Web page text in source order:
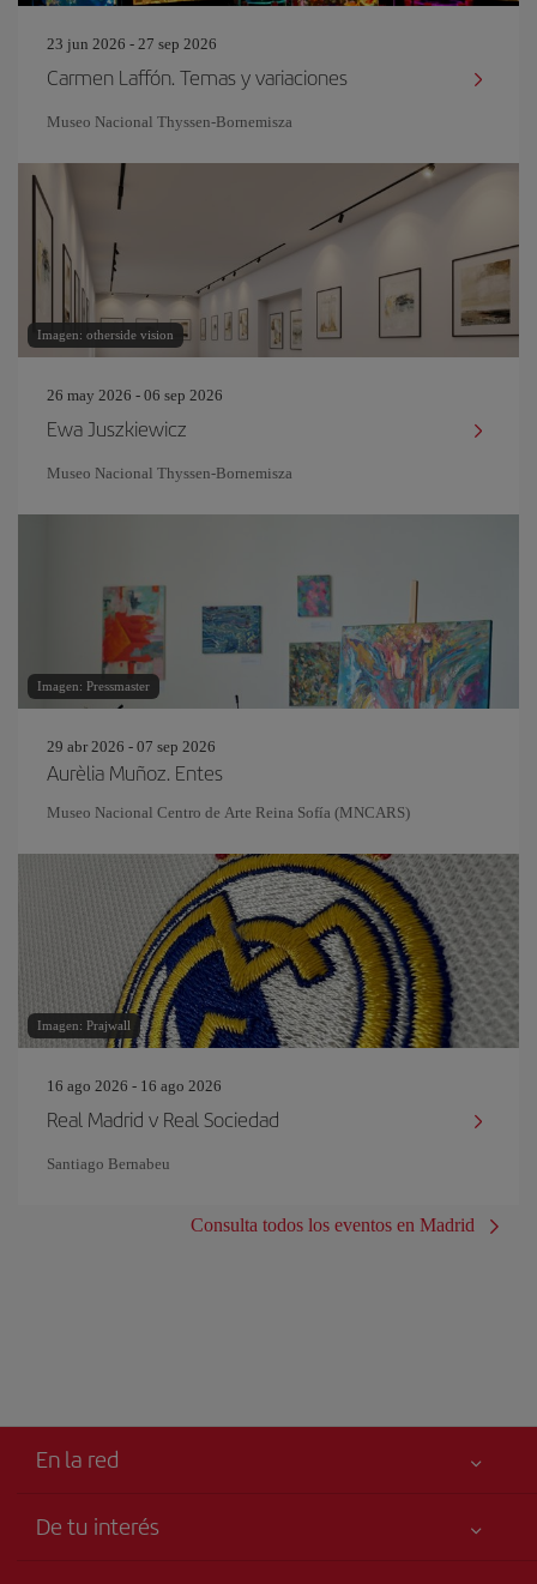
23 jun 2026 - 27 sep 2026
Carmen Laffón. Temas y variaciones
Museo Nacional Thyssen-Bornemisza
Imagen: otherside vision
26 may 2026 - 06 sep 2026
Ewa Juszkiewicz
Museo Nacional Thyssen-Bornemisza
Imagen: Pressmaster
29 abr 2026 - 07 sep 2026
Aurèlia Muñoz. Entes
Museo Nacional Centro de Arte Reina Sofía (MNCARS)
Imagen: Prajwall
16 ago 2026 - 16 ago 2026
Real Madrid v Real Sociedad
Santiago Bernabeu
Consulta todos los eventos en Madrid
En la red
De tu interés